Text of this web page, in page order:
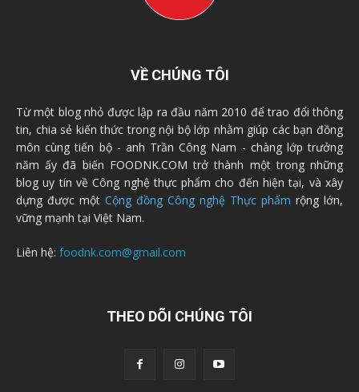
VỀ CHÚNG TÔI
Từ một blog nhỏ được lập ra đầu năm 2010 để trao đổi thông
tin, chia sẻ kiến thức trong nội bộ lớp nhằm giúp các bạn đồng
môn cùng tiến bộ - anh Trần Công Nam - chàng lớp trưởng
năm ấy đã biến FOODNK.COM trở thành một trong những
blog uy tín về Công nghệ thực phẩm cho đến hiện tại, và xây
dựng được một Cộng đồng Công nghệ Thực phẩm rộng lớn,
vững mạnh tại Việt Nam.
Liên hệ: foodnk.com@gmail.com
THEO DÕI CHÚNG TÔI